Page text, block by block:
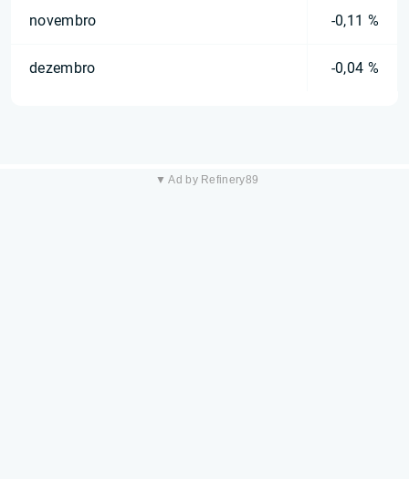
novembro -0,11 %
dezembro -0,04 %
▼ Ad by Refinery89